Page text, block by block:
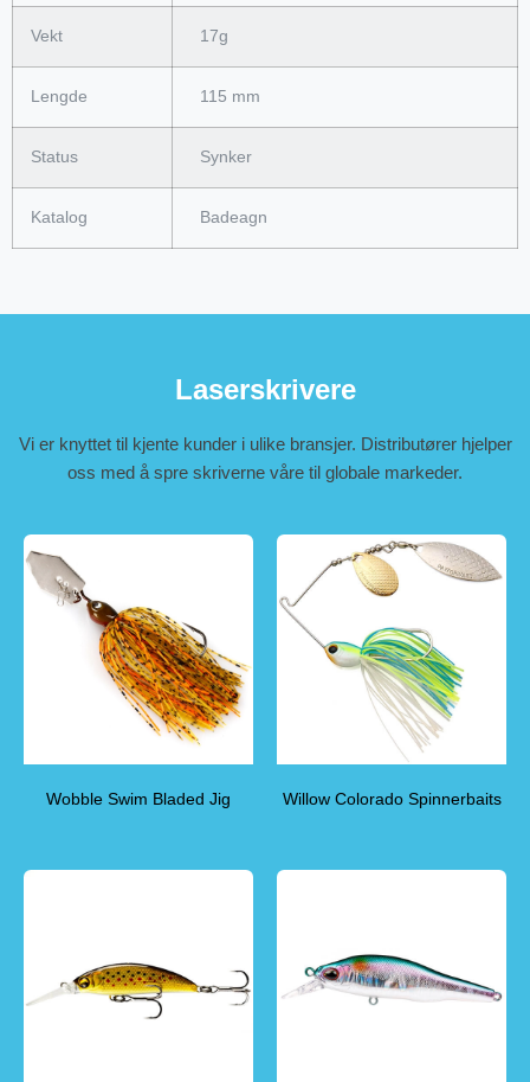
Vekt 17g
Lengde 115 mm
Status Synker
Katalog Badeagn
Laserskrivere
Vi er knyttet til kjente kunder i ulike bransjer. Distributører hjelper
oss med å spre skriverne våre til globale markeder.
Wobble Swim Bladed Jig Willow Colorado Spinnerbaits